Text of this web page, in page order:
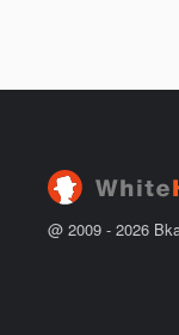
@ 2009 - 2026